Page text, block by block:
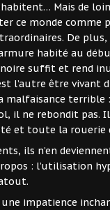
Mais de
ce monde comme
De
habité au
noire suffit et rend
l’autre être vivant
malfaisance terrible
il ne rebondit pas.
et toute la rouerie
ils n’en
: l’utilisation
impatience